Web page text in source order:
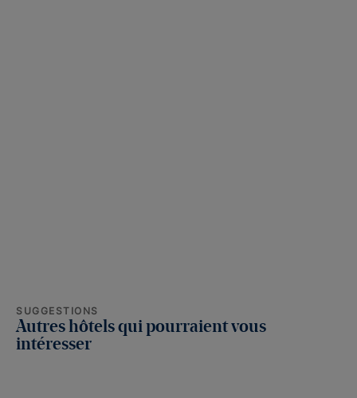
SUGGESTIONS
Autres hôtels qui pourraient vous
intéresser